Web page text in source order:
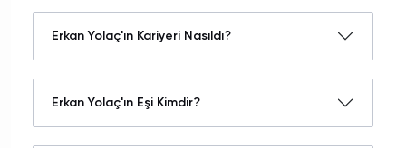
Erkan Yolaç'ın Kariyeri Nasıldı?
Erkan Yolaç'ın Eşi Kimdir?